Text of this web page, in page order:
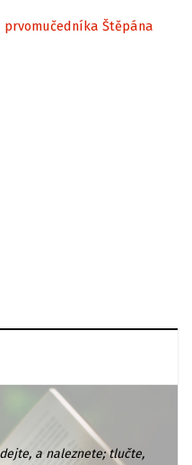
Štěpána
a naleznete; tlučte,